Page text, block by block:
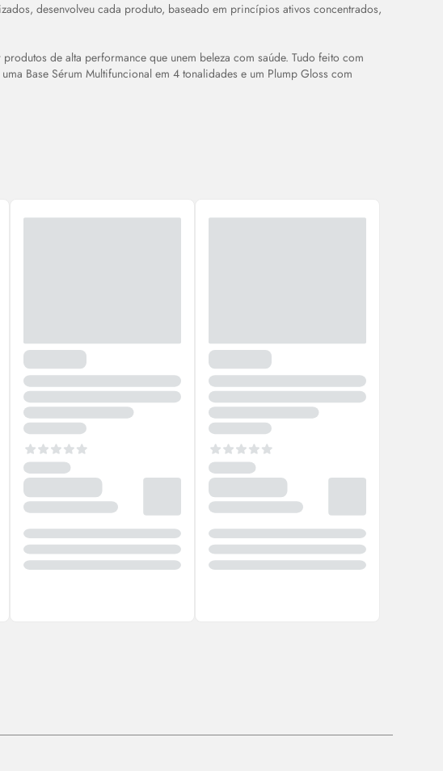
desenvolveu cada produto, baseado em princípios ativos concentrados,
de alta performance que unem beleza com saúde. Tudo feito com
BaseSérum Multifuncional em 4 tonalidades e um PlumpGloss com